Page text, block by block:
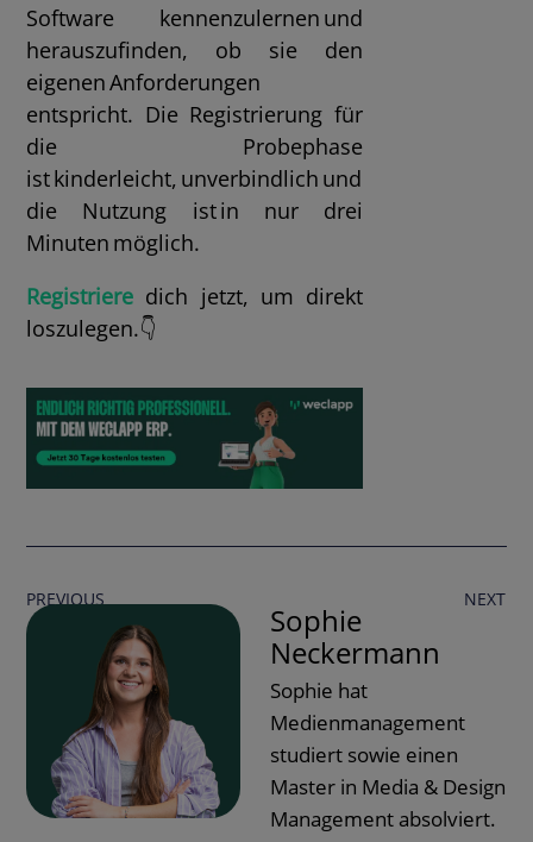
Software kennenzulernen und
herauszufinden, ob sie den
eigenen Anforderungen
entspricht. Die Registrierung für
die Probephase
ist kinderleicht, unverbindlich und
die Nutzung ist in nur drei
Minuten möglich.
Registriere dich jetzt, um direkt
loszulegen.👇
PREVIOUS NEXT
Sophie
Neckermann
Sophie hat
Medienmanagement
studiert sowie einen
Master in Media & Design
Management absolviert.